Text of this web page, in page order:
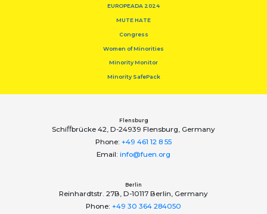
EUROPEADA 2024
MUTE HATE
Congress
Women of Minorities
Minority Monitor
Minority SafePack
Flensburg
Schiﬀbrücke 42, D-24939 Flensburg, Germany
Phone: +49 461 12 8 55
Email: info@fuen.org
Berlin
Reinhardtstr. 27B, D-10117 Berlin, Germany
Phone: +49 30 364 284050